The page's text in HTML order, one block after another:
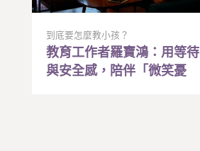
到底要怎麼教小孩？
教育工作者羅寶鴻：用等待
與安全感，陪伴「微笑憂